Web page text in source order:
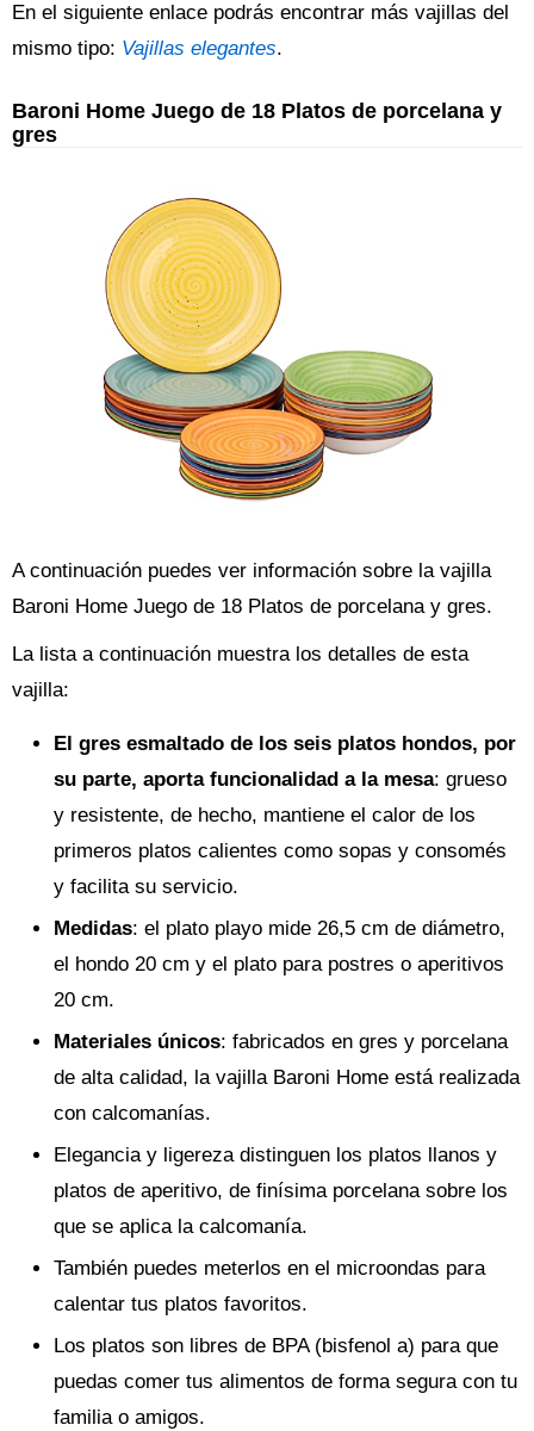
En el siguiente enlace podrás encontrar más vajillas del
mismo tipo: Vajillas elegantes.
Baroni Home Juego de 18 Platos de porcelana y
gres
A continuación puedes ver información sobre la vajilla
Baroni Home Juego de 18 Platos de porcelana y gres.
La lista a continuación muestra los detalles de esta
vajilla:
El gres esmaltado de los seis platos hondos, por
su parte, aporta funcionalidad a la mesa: grueso
y resistente, de hecho, mantiene el calor de los
primeros platos calientes como sopas y consomés
y facilita su servicio.
Medidas: el plato playo mide 26,5 cm de diámetro,
el hondo 20 cm y el plato para postres o aperitivos
20 cm.
Materiales únicos: fabricados en gres y porcelana
de alta calidad, la vajilla Baroni Home está realizada
con calcomanías.
Elegancia y ligereza distinguen los platos llanos y
platos de aperitivo, de finísima porcelana sobre los
que se aplica la calcomanía.
También puedes meterlos en el microondas para
calentar tus platos favoritos.
Los platos son libres de BPA (bisfenol a) para que
puedas comer tus alimentos de forma segura con tu
familia o amigos.